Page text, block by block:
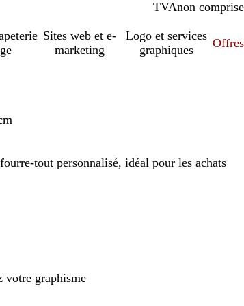
TVAcomprise
non comprise
Sites web et e-
marketing
Logo et services
graphiques
Offres
tout personnalisé, idéal pour les achats
votre graphisme